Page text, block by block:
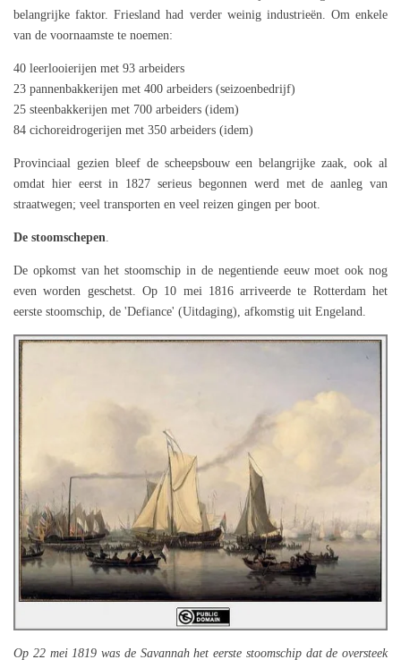
belangrijke faktor. Friesland had verder weinig industrieën. Om enkele
van de voornaamste te noemen:
40 leerlooierijen met 93 arbeiders
23 pannenbakkerijen met 400 arbeiders (seizoenbedrijf)
25 steenbakkerijen met 700 arbeiders (idem)
84 cichoreidrogerijen met 350 arbeiders (idem)
Provinciaal gezien bleef de scheepsbouw een belangrijke zaak, ook al
omdat hier eerst in 1827 serieus begonnen werd met de aanleg van
straatwegen; veel transporten en veel reizen gingen per boot.
De stoomschepen
De opkomst van het stoomschip in de negentiende eeuw moet ook nog
even worden geschetst. Op 10 mei 1816 arriveerde te Rotterdam het
eerste stoomschip, de 'Defiance' (Uitdaging), afkomstig uit Engeland.
Op 22 mei 1819 was de Savannah het eerste stoomschip dat de oversteek